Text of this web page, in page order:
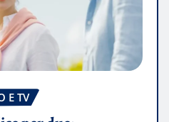
E TV